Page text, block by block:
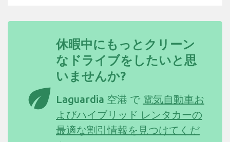
eco
休暇中にもっとクリーン
なドライブをしたいと思
いませんか?
Laguardia 空港 で 電気自動車お
よびハイブリッド レンタカーの
最適な割引情報を見つけてくだ